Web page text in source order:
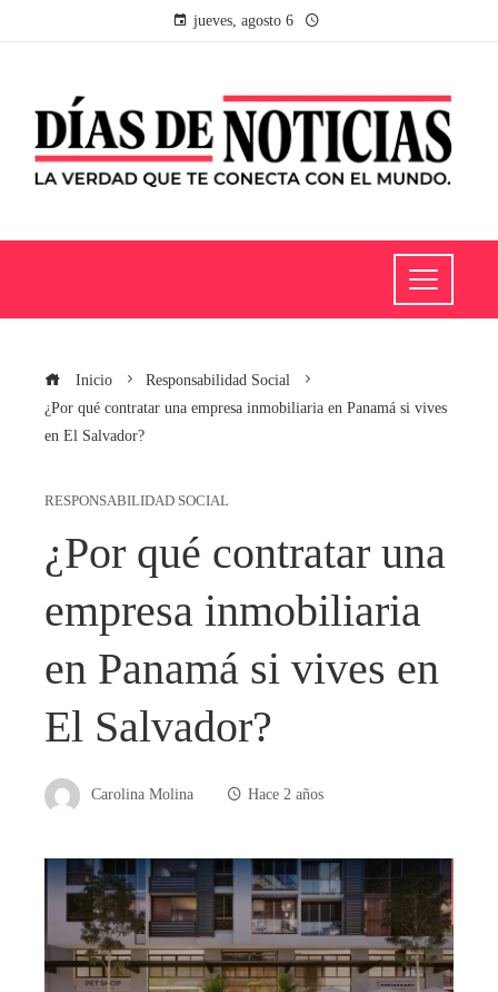
jueves, agosto 6
Inicio
Responsabilidad Social
¿Por qué contratar una empresa inmobiliaria en Panamá si vives
en El Salvador?
RESPONSABILIDAD SOCIAL
¿Por qué contratar una
empresa inmobiliaria
en Panamá si vives en
El Salvador?
Carolina Molina Hace 2 años